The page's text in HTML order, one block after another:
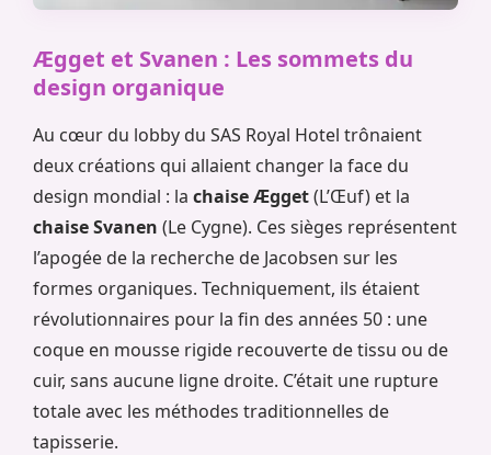
Ægget et Svanen : Les sommets du
design organique
Au cœur du lobby du SAS Royal Hotel trônaient
deux créations qui allaient changer la face du
design mondial : la chaise Ægget(L’Œuf) et la
chaise Svanen (Le Cygne). Ces sièges représentent
l’apogée de la recherche de Jacobsen sur les
formes organiques. Techniquement, ils étaient
révolutionnaires pour la fin des années 50 : une
coque en mousse rigide recouverte de tissu ou de
cuir, sans aucune ligne droite. C’était une rupture
totale avec les méthodes traditionnelles de
tapisserie.